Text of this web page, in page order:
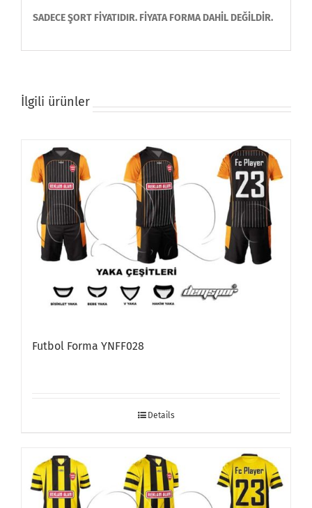
SADECE ŞORT FİYATIDIR. FİYATA FORMA DAHİL DEĞİLDİR.
İlgili ürünler
Futbol Forma YNFF028
Details